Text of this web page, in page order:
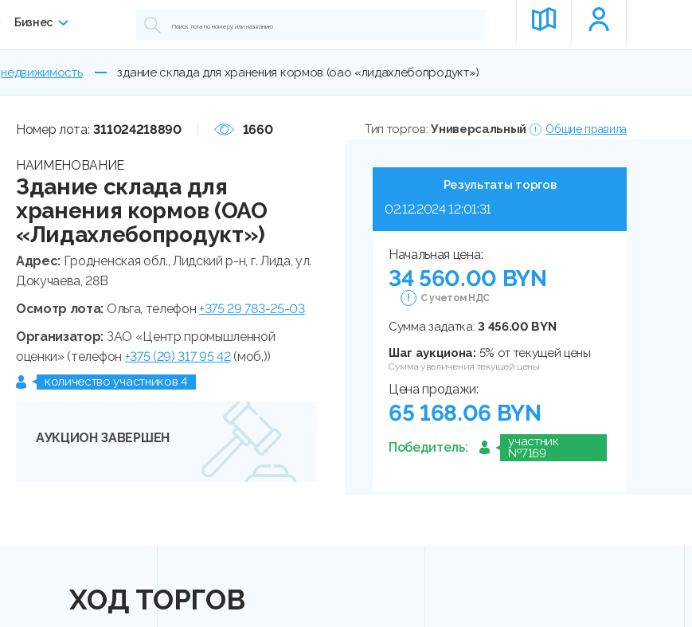
Бизнес
недвижимость здание склада для хранения кормов (оао «лидахлебопродукт»)
Номер лота: 311024218890 1660
НАИМЕНОВАНИЕ
Здание склада для
хранения кормов (ОАО
«Лидахлебопродукт»)
Адрес: Гродненская обл., Лидский р-н, г. Лида, ул.
Докучаева, 28В
Осмотр лота: Ольга, телефон+375 29 783-25-03
Организатор: ЗАО «Центр промышленной
оценки» (телефон +375 (29) 317 95 42(моб.))
количество участников 4
АУКЦИОН ЗАВЕРШЕН
Тип торгов:Универсальный Общие правила
Результаты торгов
02.12.2024 12:01:31
Начальная цена:
34 560.00 BYN
С учетом НДС
Сумма задатка:3 456.00 BYN
Шаг аукциона: 5% от текущей цены
Сумма увеличения текущей цены
Цена продажи:
65 168.06 BYN
Победитель:
участник
№7169
ХОД ТОРГОВ